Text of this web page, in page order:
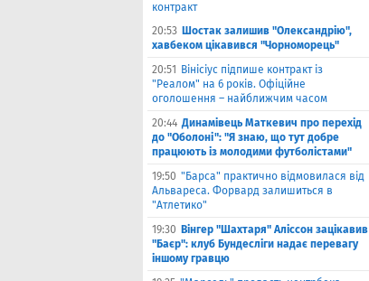
контракт
20:53 Шостак залишив "Олександрію",
хавбеком цікавився "Чорноморець"
20:51
Вінісіус підпише контракт із
"Реалом" на 6 років. Офіційне
оголошення – найближчим часом
20:44 Динамівець Маткевич про перехід
до "Оболоні": "Я знаю, що тут добре
працюють із молодими футболістами"
19:50 "Барса" практично відмовилася від
Альвареса. Форвард залишиться в
"Атлетико"
19:30 Вінгер "Шахтаря" Аліссон зацікавив
"Баєр": клуб Бундесліги надає перевагу
іншому гравцю